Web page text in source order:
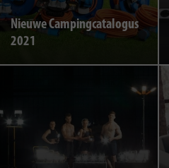
Nieuwe Campingcatalogus
2021